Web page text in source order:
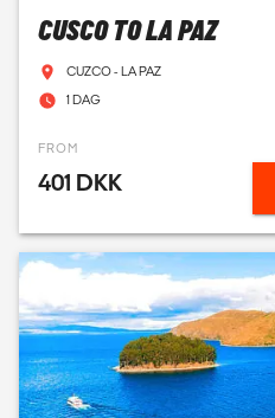
CUSCO TO LA PAZ
CUZCO - LA PAZ
1 DAG
FROM
401 DKK